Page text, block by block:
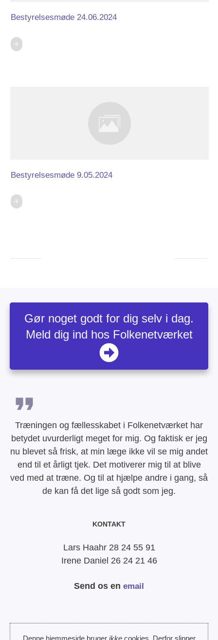
Bestyrelsesmøde 24.06.2024
Bestyrelsesmøde 9.05.2024
Gør noget godt for dig selv i dag.
Meld dig ind hos Folkenetværket
Træningen og fællesskabet i Folkenetværket har
betydet uvurderligt meget for mig. Og faktisk er jeg
nu blevet så frisk, at min læge ikke vil se mig andet
end til et årligt tjek. Det motiverer mig til at blive
ved med at træne. Og til at hjælpe andre i gang, så
de kan få det lige så godt som jeg.
KONTAKT
Lars Haahr 28 24 55 91
Irene Daniel 26 24 21 46
Send os en email